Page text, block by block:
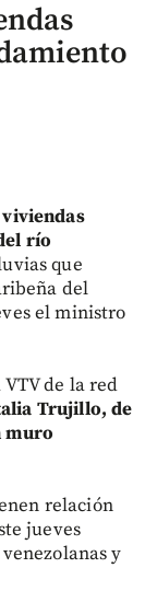
viviendas
río
que
del
el ministro
de la red
Trujillo, de
muro
relación
jueves
y